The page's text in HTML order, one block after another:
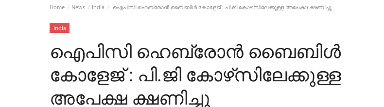
Home News India ഐപിസി ഹെബ്രോൻ ബൈബിൾ കോളേജ് : പി.ജി കോഴ്‌സിലേക്കുള്ള അപേക്ഷ ക്ഷണിച്ചു
India
ഐപിസി ഹെബ്രോൻ ബൈബിൾ
കോളേജ് : പി.ജി കോഴ്‌സിലേക്കുള്ള
അപേക്ഷ ക്ഷണിച്ചു